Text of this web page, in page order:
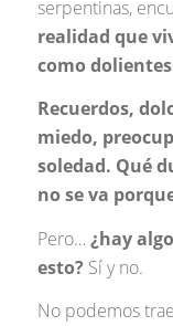
serpentinas,
realidad que
como
Recuerdos,
miedo,
soledad. Qué
no se va
Pero… ¿hay
esto?Sí y no.
No podemos